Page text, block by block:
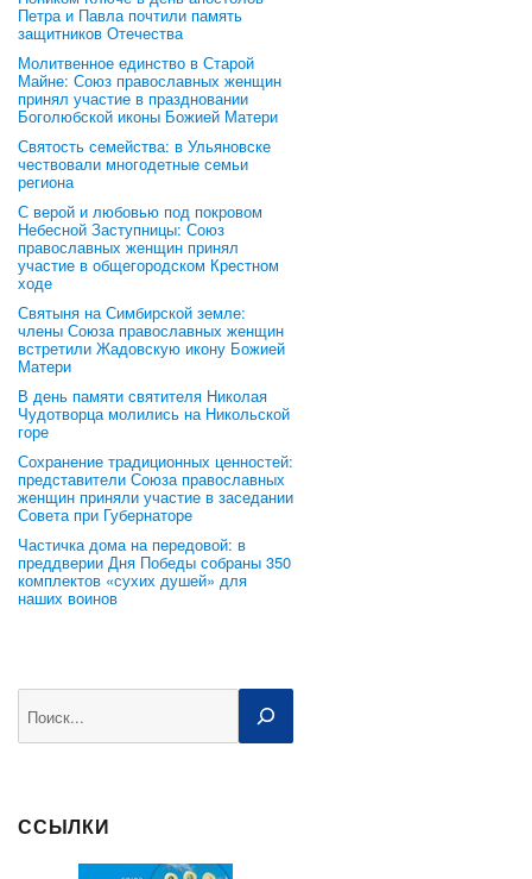
Петра и Павла почтили память
защитников Отечества
Молитвенное единство в Старой
Майне: Союз православных женщин
принял участие в праздновании
Боголюбской иконы Божией Матери
Святость семейства: в Ульяновске
чествовали многодетные семьи
региона
С верой и любовью под покровом
Небесной Заступницы: Союз
православных женщин принял
участие в общегородском Крестном
ходе
Святыня на Симбирской земле:
члены Союза православных женщин
встретили Жадовскую икону Божией
Матери
В день памяти святителя Николая
Чудотворца молились на Никольской
горе
Сохранение традиционных ценностей:
представители Союза православных
женщин приняли участие в заседании
Совета при Губернаторе
Частичка дома на передовой: в
преддверии Дня Победы собраны 350
комплектов «сухих душей» для
наших воинов
ССЫЛКИ